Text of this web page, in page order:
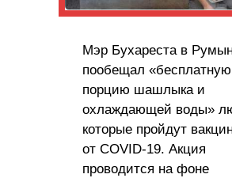
Мэр Бухареста в
пообещал «бесплатную
порцию шашлыка и
охлаждающей воды»
которые пройдут
от COVID-19. Акция
проводится на фоне